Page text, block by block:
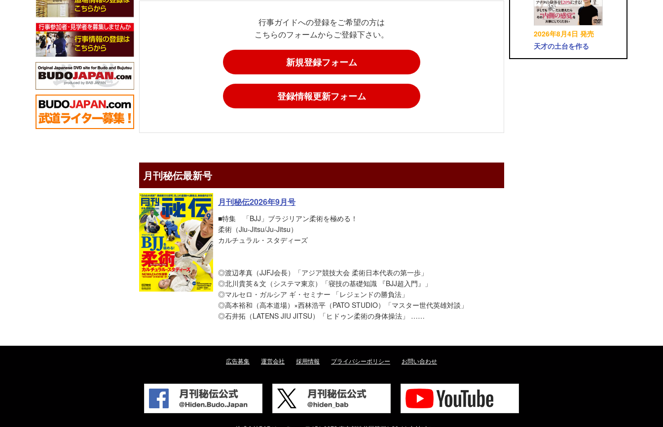
行事ガイドへの登録をご希望の方は
こちらのフォームからご登録下さい。
新規登録フォーム
登録情報更新フォーム
月刊秘伝最新号
月刊秘伝2026年9月号
■特集 「BJJ」ブラジリアン柔術を極める！
柔術（Jiu-Jitsu/Ju-Jitsu）
カルチュラル・スタディーズ
◎渡辺孝真（JJFJ会長）「アジア競技大会 柔術日本代表の第一歩」
◎北川貴英＆文（システマ東京）「寝技の基礎知識 『BJJ超入門』」
◎マルセロ・ガルシア ギ・セミナー 「レジェンドの勝負法」
◎高本裕和（高本道場）×西林浩平（PATO STUDIO）「マスター世代英雄対談」
◎石井拓（LATENS JIU JITSU）「ヒドゥン柔術の身体操法」 ……
2026年8月4日 発売
天才の土台を作る
広告募集 運営会社 採用情報 プライバシーポリシー お問い合わせ